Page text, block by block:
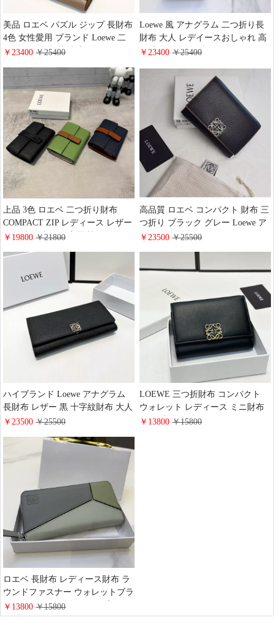
美品 ロエベ パズル ジップ 長財布
4色 女性愛用 ブランド Loewe 二
つ折り長財布 革 大容量 ウォレッ
￥23400￥25400
Loewe 風 アナグラム 二つ折り長
財布 大人 レデイースおしゃれ 高
級感 ロエベ ペブルグレインカー
￥23400￥25400
上品 3色 ロエベ 二つ折り財布
COMPACT ZIP レディース レザー
ミニ財布 流行り 高品質 Loewe ア
ウォレット ブランド N级品 コピ
￥19800￥21800
高品質 ロエベ コンパクト 財布 三
つ折り ブラック グレー Loewe ア
ナグラム トライフォールド クラ
￥23500￥25500
ハイブランド Loewe アナグラム
長財布 レザー 黒 十字紋財布 大人
おしゃれ ロエベ ラージウォレッ
トメンズ レデイース 代金引換
￥23500￥25500
LOEWE 三つ折財布 コンパクト
ウォレット レディース ミニ財布
ハイブランド ロエベ アナグラム
￥13800￥15800
ロエベ 長財布 レディース財布 ラ
ウンドファスナー ウォレットブラ
ンド LOEWE パズル ジップアラ
ウンドウォレット レザー財布 女
￥13800￥15800